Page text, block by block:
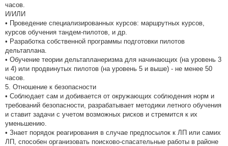
часов.
И/ИЛИ
• Проведение специализированных курсов: маршрутных курсов,
курсов обучения тандем-пилотов, и др.
• Разработка собственной программы подготовки пилотов
дельтаплана.
• Обучение теории дельтапланеризма для начинающих (на уровень 3
и 4) или продвинутых пилотов (на уровень 5 и выше) - не менее 50
часов.
5. Отношение к безопасности
• Соблюдает сам и добивается от окружающих соблюдения норм и
требований безопасности, разрабатывает методики летного обучения
и ставит задачи с учетом возможных рисков и стремится к их
уменьшению.
• Знает порядок реагирования в случае предпосылок к ЛП или самих
ЛП, способен организовать поисково-спасательные работы в районе